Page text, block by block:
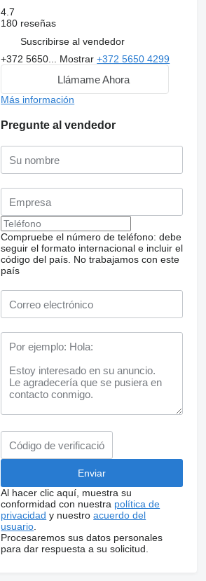
4.7
180 reseñas
Suscribirse al vendedor
+372 5650... Mostrar+372 5650 4299
Llámame Ahora
Más información
Pregunte al vendedor
Compruebe el número de teléfono: debe
seguir el formato internacional e incluir el
código del país. No trabajamos con este
país
Al hacer clic aquí, muestra su
conformidad con nuestra política de
privacidad y nuestroacuerdo del
usuario
Procesaremos sus datos personales
para dar respuesta a su solicitud.